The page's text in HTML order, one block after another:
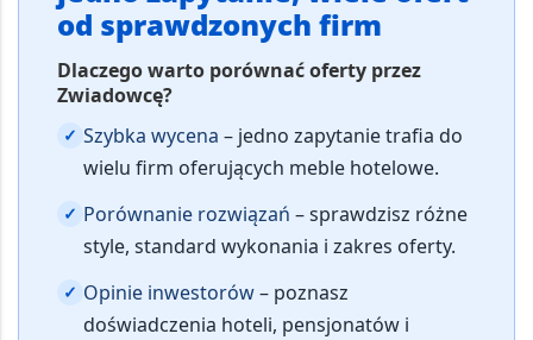
od sprawdzonych firm
Dlaczego warto porównać oferty przez
Zwiadowcę?
✓ Szybka wycena – jedno zapytanie trafia do
wielu firm oferujących meble hotelowe.
✓ Porównanie rozwiązań – sprawdzisz różne
style, standard wykonania i zakres oferty.
✓ Opinie inwestorów– poznasz
doświadczenia hoteli, pensjonatów i